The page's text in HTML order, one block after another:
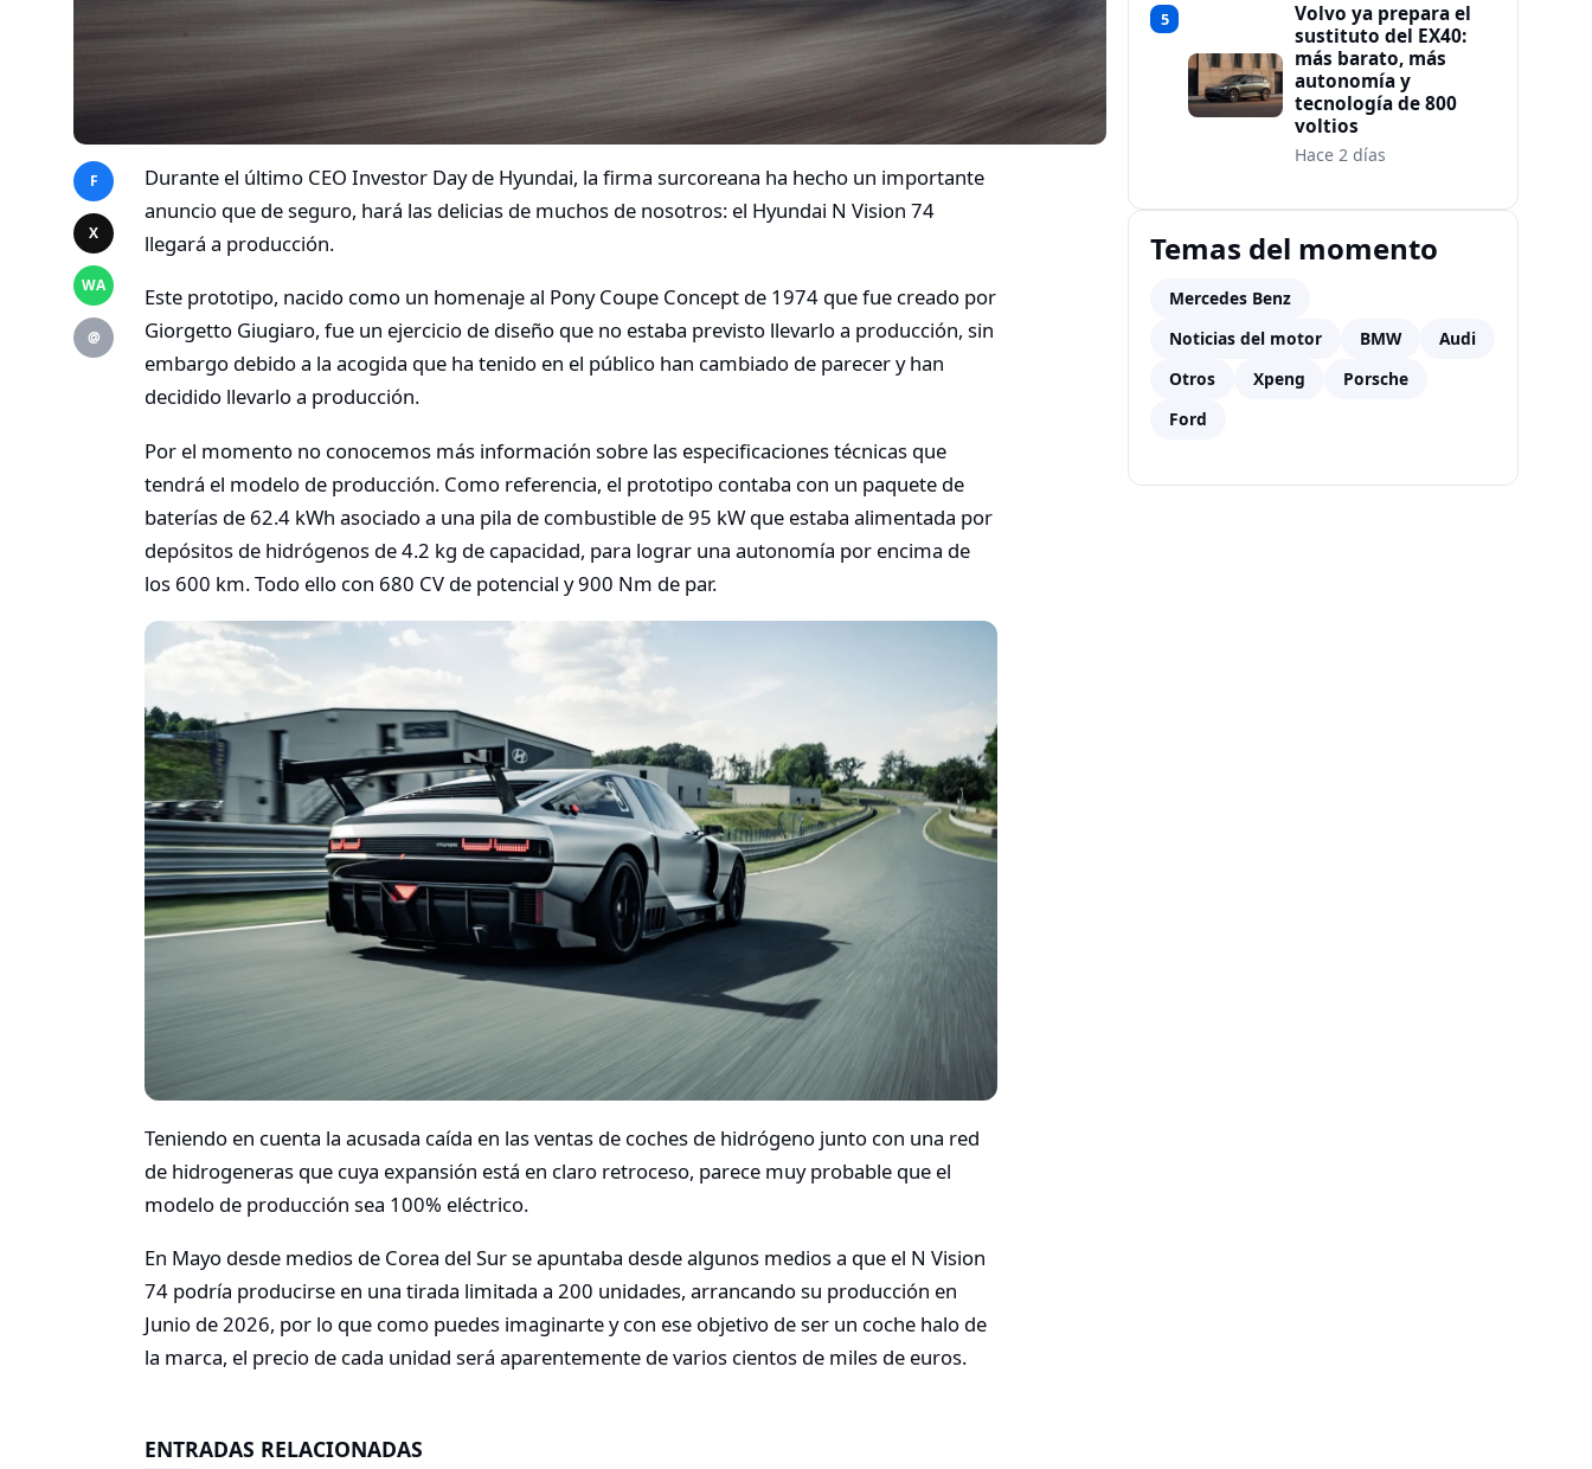
F
X
WA
@
Durante el último CEO Investor Day de Hyundai, la firma surcoreana ha hecho un importante
anuncio que de seguro, hará las delicias de muchos de nosotros: el Hyundai N Vision 74
llegará a producción.
Este prototipo, nacido como un homenaje al Pony Coupe Concept de 1974 que fue creado por
Giorgetto Giugiaro, fue un ejercicio de diseño que no estaba previsto llevarlo a producción, sin
embargo debido a la acogida que ha tenido en el público han cambiado de parecer y han
decidido llevarlo a producción.
Por el momento no conocemos más información sobre las especificaciones técnicas que
tendrá el modelo de producción. Como referencia, el prototipo contaba con un paquete de
baterías de 62.4 kWh asociado a una pila de combustible de 95 kW que estaba alimentada por
depósitos de hidrógenos de 4.2 kg de capacidad, para lograr una autonomía por encima de
los 600 km. Todo ello con 680 CV de potencial y 900 Nm de par.
Teniendo en cuenta la acusada caída en las ventas de coches de hidrógeno junto con una red
de hidrogeneras que cuya expansión está en claro retroceso, parece muy probable que el
modelo de producción sea 100% eléctrico.
En Mayo desde medios de Corea del Sur se apuntaba desde algunos medios a que el N Vision
74 podría producirse en una tirada limitada a 200 unidades, arrancando su producción en
Junio de 2026, por lo que como puedes imaginarte y con ese objetivo de ser un coche halo de
la marca, el precio de cada unidad será aparentemente de varios cientos de miles de euros.
ENTRADAS RELACIONADAS
5
Volvo ya prepara el
sustituto del EX40:
más barato, más
autonomía y
tecnología de 800
voltios
Hace 2 días
Temas del momento
Mercedes Benz
Noticias del motor
BMW
Audi
Otros
Xpeng
Porsche
Ford